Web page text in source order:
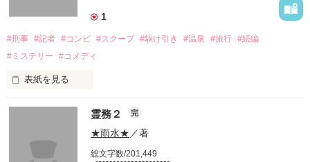
中学時代に仲良くしていた4人と再会する。
その日はそのまま別れる。
一人亡くなったことを知る。
こんなに短期間に二人も亡くなるなんて。
そして私の記憶はよみがえる。
中学時代にいじめていた同級生の存在を。
1
#刑事 #記者 #コンビ #スクープ #駆け引き #温泉 #旅行 #続編
#ミステリー
#コメディ
表紙を見る
霊務２ 完
★雨水★ ／著
総文字数/201,449